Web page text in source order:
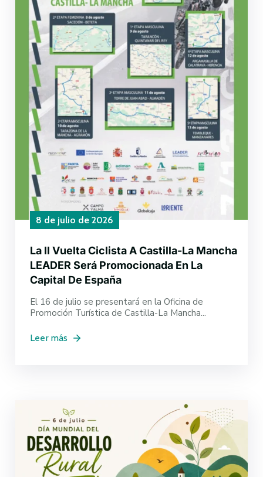
8 de julio de 2026
La II Vuelta Ciclista A Castilla-La Mancha
LEADER Será Promocionada En La
Capital De España
El 16 de julio se presentará en la Oficina de
Promoción Turística de Castilla-La Mancha...
Leer más